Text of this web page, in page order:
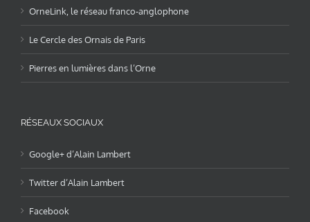
OrneLink, le réseau franco-anglophone
Le Cercle des Ornais de Paris
Pierres en lumières dans l’Orne
RÉSEAUX SOCIAUX
Google+ d’Alain Lambert
Twitter d’Alain Lambert
Facebook